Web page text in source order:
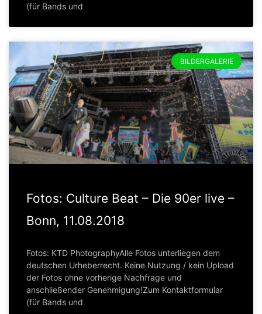
(für Bands und
BILDERGALERIE
Fotos: Culture Beat – Die 90er live –
Bonn, 11.08.2018
Fotos: KTD PhotographyAlle Fotos unterliegen dem
deutschen Urheberrecht. Keine Nutzung / kein Upload
der Fotos ohne vorherige Nachfrage und
anschließender Genehmigung!Zum Kontaktformular
(für Bands und